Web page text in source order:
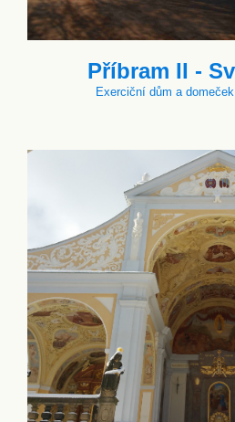
Příbram II -
Exerciční dům a